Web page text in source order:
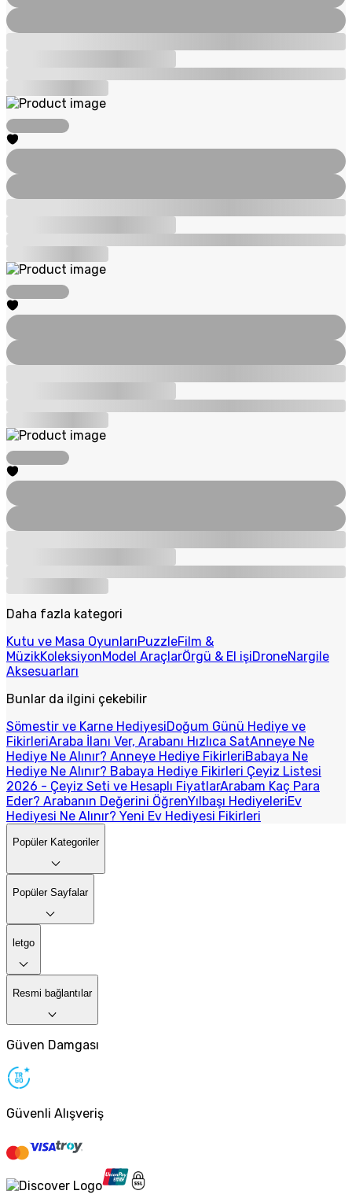
Daha fazla kategori
Kutu ve Masa OyunlarıPuzzleFilm &
MüzikKoleksiyonModel AraçlarÖrgü & El işiDroneNargile
Aksesuarları
Bunlar da ilgini çekebilir
Sömestir ve Karne HediyesiDoğum Günü Hediye ve
FikirleriAraba İlanı Ver, Arabanı Hızlıca SatAnneye Ne
Hediye Ne Alınır? Anneye Hediye FikirleriBabaya Ne
Hediye Ne Alınır? Babaya Hediye Fikirleri Çeyiz Listesi
2026 - Çeyiz Seti ve Hesaplı FiyatlarArabam Kaç Para
Eder? Arabanın Değerini ÖğrenYılbaşı HediyeleriEv
Hediyesi Ne Alınır? Yeni Ev Hediyesi Fikirleri
Popüler Kategoriler
Popüler Sayfalar
letgo
Resmi bağlantılar
Güven Damgası
Güvenli Alışveriş